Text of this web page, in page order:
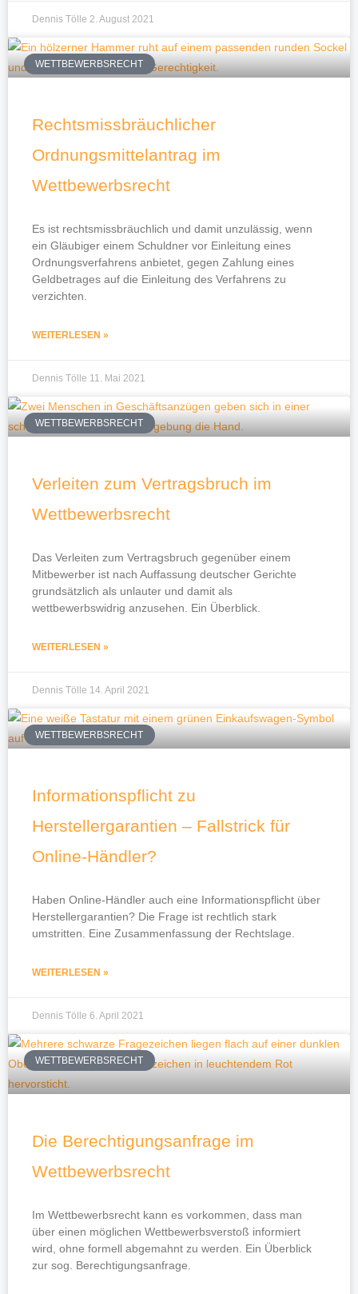
Dennis Tölle 2. August 2021
WETTBEWERBSRECHT
Rechtsmissbräuchlicher
Ordnungsmittelantrag im
Wettbewerbsrecht
Es ist rechtsmissbräuchlich und damit unzulässig, wenn
ein Gläubiger einem Schuldner vor Einleitung eines
Ordnungsverfahrens anbietet, gegen Zahlung eines
Geldbetrages auf die Einleitung des Verfahrens zu
verzichten.
WEITERLESEN »
Dennis Tölle 11. Mai 2021
WETTBEWERBSRECHT
Verleiten zum Vertragsbruch im
Wettbewerbsrecht
Das Verleiten zum Vertragsbruch gegenüber einem
Mitbewerber ist nach Auffassung deutscher Gerichte
grundsätzlich als unlauter und damit als
wettbewerbswidrig anzusehen. Ein Überblick.
WEITERLESEN »
Dennis Tölle 14. April 2021
WETTBEWERBSRECHT
Informationspflicht zu
Herstellergarantien – Fallstrick für
Online-Händler?
Haben Online-Händler auch eine Informationspflicht über
Herstellergarantien? Die Frage ist rechtlich stark
umstritten. Eine Zusammenfassung der Rechtslage.
WEITERLESEN »
Dennis Tölle 6. April 2021
WETTBEWERBSRECHT
Die Berechtigungsanfrage im
Wettbewerbsrecht
Im Wettbewerbsrecht kann es vorkommen, dass man
über einen möglichen Wettbewerbsverstoß informiert
wird, ohne formell abgemahnt zu werden. Ein Überblick
zur sog. Berechtigungsanfrage.